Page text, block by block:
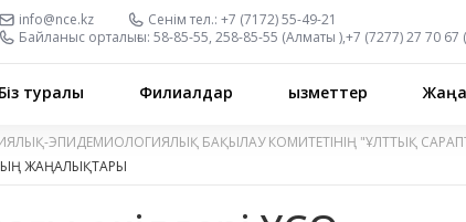
info@nce.kz Сенім тел.: +7 (7172) 55-49-21
Байланыс орталығы: 58-85-55, 258-85-55 (Алматы ),+7 (7277) 27 70 67 (
Біз туралы Филиалдар Қызметтер
ЭПИДЕМИОЛОГИЯЛЫҚ БАҚЫЛАУ КОМИТЕТІНІҢ "ҰЛТТЫҚ
ЖАҢАЛЫҚТАРЫ